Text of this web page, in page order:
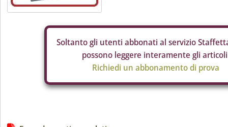
Soltanto gli utenti abbonati al servizio
possono leggere interamente gli
Richiedi un abbonamento di prova